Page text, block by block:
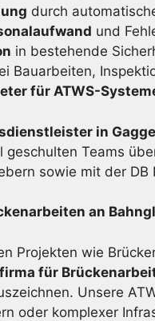
durch
und
in bestehende
Bauarbeiten,
für ATWS-
in
geschulten Teams
sowie mit der DB
an
Projekten wie
für
Unsere
oder komplexer